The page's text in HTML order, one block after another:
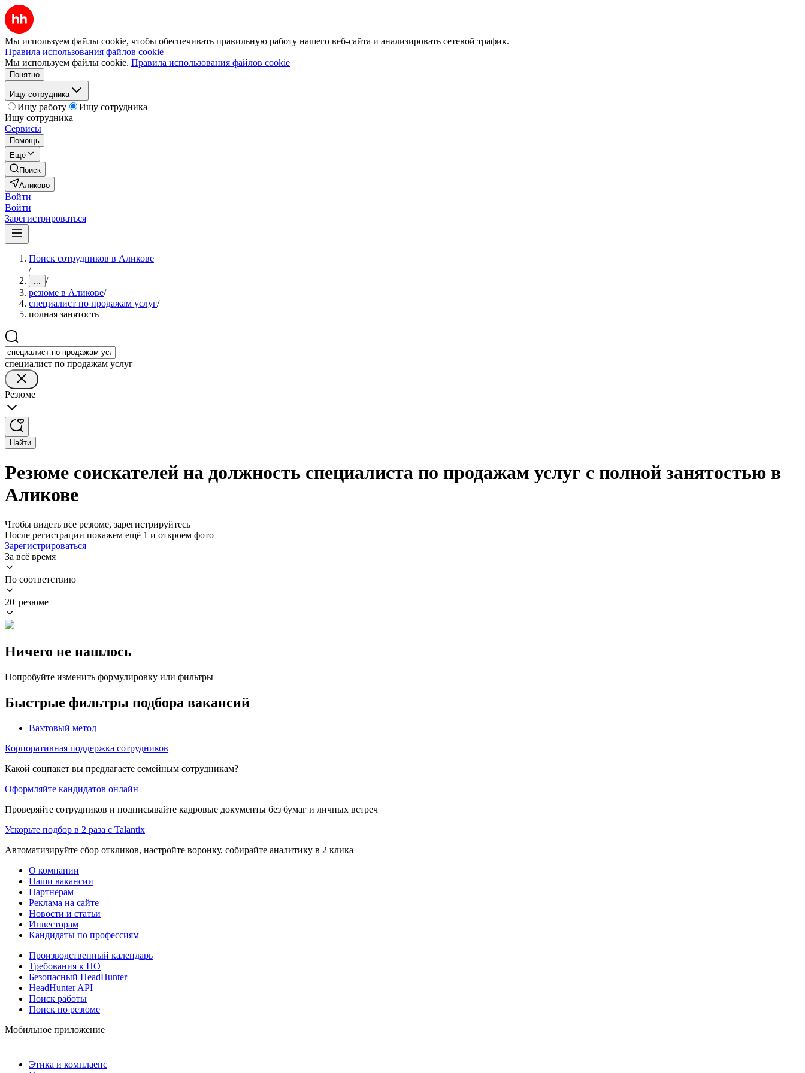
Мы используем файлы cookie, чтобы обеспечивать правильную работу нашего веб-сайта и анализировать сетевой трафик.
Правила использования файлов cookie
Мы используем файлы cookie. Правила использования файлов cookie
Понятно
Ищу сотрудника
Ищу работу
Ищу сотрудника
Ищу сотрудника
Сервисы
Помощь
Ещё
Поиск
Аликово
Войти
Войти
Зарегистрироваться
Поиск сотрудников в Аликове
/
... /
резюме в Аликове/
специалист по продажам услуг/
полная занятость
специалист по продажам услуг
Резюме
Найти
Резюме соискателей на должность специалиста по продажам услуг с полной занятостью в
Аликове
Чтобы видеть все резюме, зарегистрируйтесь
После регистрации покажем ещё 1 и откроем фото
Зарегистрироваться
За всё время
По соответствию
20 резюме
Ничего не нашлось
Попробуйте изменить формулировку или фильтры
Быстрые фильтры подбора вакансий
Вахтовый метод
Корпоративная поддержка сотрудников
Какой соцпакет вы предлагаете семейным сотрудникам?
Оформляйте кандидатов онлайн
Проверяйте сотрудников и подписывайте кадровые документы без бумаг и личных встреч
Ускорьте подбор в 2 раза с Talantix
Автоматизируйте сбор откликов, настройте воронку, собирайте аналитику в 2 клика
О компании
Наши вакансии
Партнерам
Реклама на сайте
Новости и статьи
Инвесторам
Кандидаты по профессиям
Производственный календарь
Требования к ПО
Безопасный HeadHunter
HeadHunter API
Поиск работы
Поиск по резюме
Мобильное приложение
Этика и комплаенс